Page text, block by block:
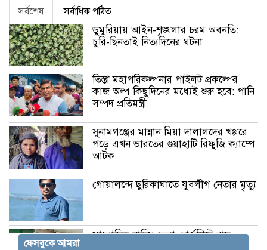
সর্বশেষ সর্বাধিক পঠিত
ডুমুরিয়ায় আইন-শৃঙ্খলার চরম অবনতি:
চুরি-ছিনতাই নিত্যদিনের ঘটনা
তিস্তা মহাপরিকল্পনার পাইলট প্রকল্পের
কাজ অল্প কিছুদিনের মধ্যেই শুরু হবে: পানি
সম্পদ প্রতিমন্ত্রী
সুনামগঞ্জের মান্নান মিয়া দালালদের খপ্পরে
পড়ে এখন ভারতের গুয়াহাটি রিফুজি ক্যাম্পে
আটক
গোয়ালন্দে ছুরিকাঘাতে যুবলীগ নেতার মৃত্যু
সাংবাদিক নাদিম হত্যা: চার্জশিটে বাদ
ফেসবুকে আমরা